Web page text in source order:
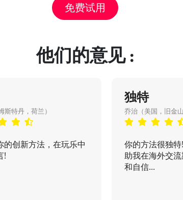
免费试用
他们的意见 :
斯特丹，荷兰）
的创新方法，在玩乐中
!
独特
乔治（美国，旧金山
你的方法很独
助我在海外交
和自信...